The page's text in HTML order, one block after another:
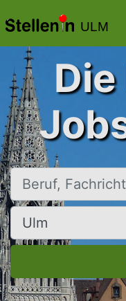
ULM
Beruf, Fachrichtung,
Ort, Stadt